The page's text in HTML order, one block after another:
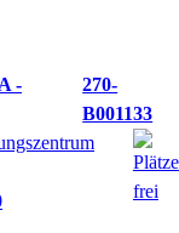
-
270-
B001133